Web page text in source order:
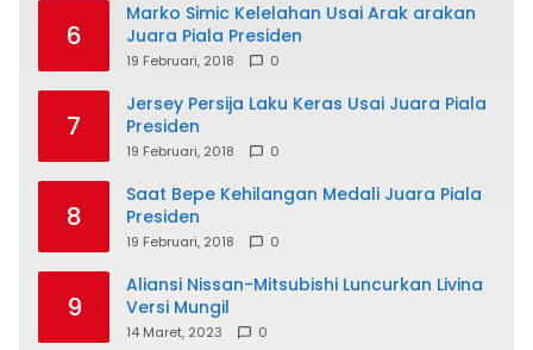
6
Marko Simic Kelelahan Usai Arak arakan
Juara Piala Presiden
19 Februari, 2018 0
7
Jersey Persija Laku Keras Usai Juara Piala
Presiden
19 Februari, 2018 0
8
Saat Bepe Kehilangan Medali Juara Piala
Presiden
19 Februari, 2018 0
9
Aliansi Nissan-Mitsubishi Luncurkan Livina
Versi Mungil
14 Maret, 2023 0